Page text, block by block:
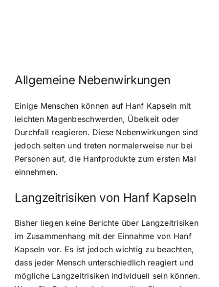
Allgemeine Nebenwirkungen
Einige Menschen können auf Hanf Kapseln mit
leichten Magenbeschwerden, Übelkeit oder
Durchfall reagieren. Diese Nebenwirkungen sind
jedoch selten und treten normalerweise nur bei
Personen auf, die Hanfprodukte zum ersten Mal
einnehmen.
Langzeitrisiken von Hanf Kapseln
Bisher liegen keine Berichte über Langzeitrisiken
im Zusammenhang mit der Einnahme von Hanf
Kapseln vor. Es ist jedoch wichtig zu beachten,
dass jeder Mensch unterschiedlich reagiert und
mögliche Langzeitrisiken individuell sein können.